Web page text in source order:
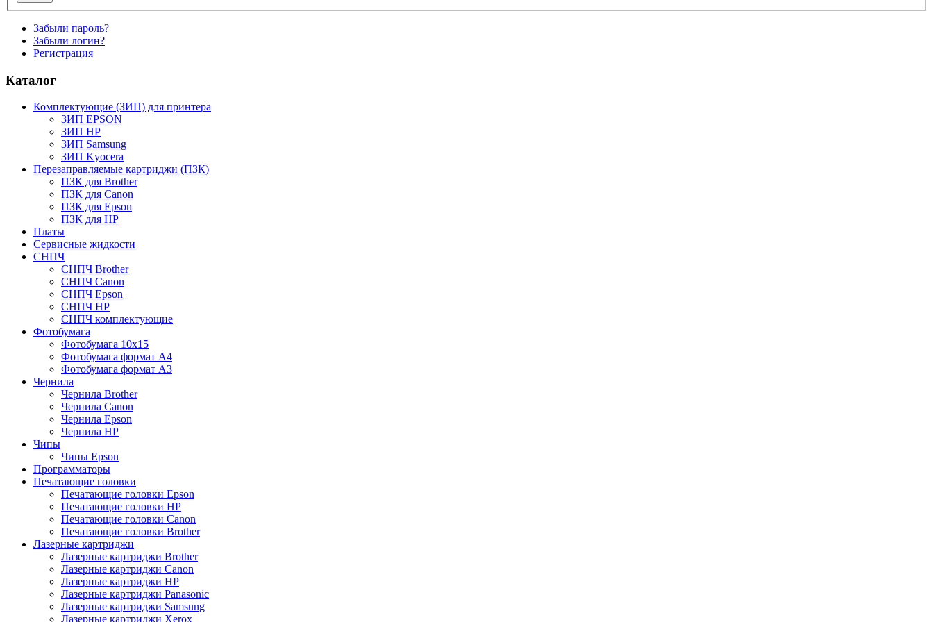
Забыли пароль?
Забыли логин?
Регистрация
Каталог
Комплектующие (ЗИП) для принтера
ЗИП EPSON
ЗИП HP
ЗИП Samsung
ЗИП Kyocera
Перезаправляемые картриджи (ПЗК)
ПЗК для Brother
ПЗК для Canon
ПЗК для Epson
ПЗК для HP
Платы
Сервисные жидкости
СНПЧ
СНПЧ Brother
СНПЧ Canon
СНПЧ Epson
СНПЧ HP
СНПЧ комплектующие
Фотобумага
Фотобумага 10х15
Фотобумага формат А4
Фотобумага формат А3
Чернила
Чернила Brother
Чернила Canon
Чернила Epson
Чернила HP
Чипы
Чипы Epson
Программаторы
Печатающие головки
Печатающие головки Epson
Печатающие головки HP
Печатающие головки Canon
Печатающие головки Brother
Лазерные картриджи
Лазерные картриджи Brother
Лазерные картриджи Canon
Лазерные картриджи HP
Лазерные картриджи Panasonic
Лазерные картриджи Samsung
Лазерные картриджи Xerox